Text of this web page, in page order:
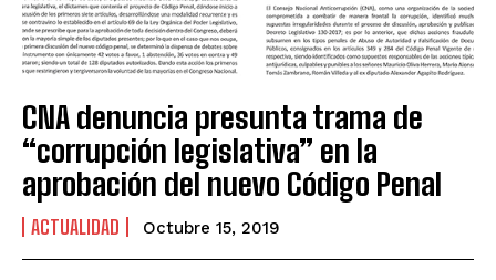
CNA denuncia presunta trama de
“corrupción legislativa” en la
aprobación del nuevo Código Penal
ACTUALIDAD Octubre 15, 2019